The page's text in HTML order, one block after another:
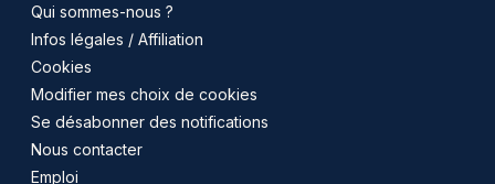
Qui sommes-nous ?
Infos légales / Affiliation
Cookies
Modifier mes choix de cookies
Se désabonner des notifications
Nous contacter
Emploi